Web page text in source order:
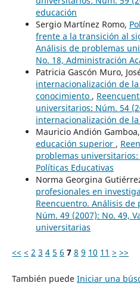
educación
Sergio Martínez Romo,
frente a la transición al
Análisis de problemas
No. 18, Administración
Patricia Gascón Muro,
internacionalización de
conocimiento ,
universitarios: Núm. 54
internacionalización de
Mauricio Andión Gamboa,
educación superior ,
problemas universitarios:
Políticas Educativas
Norma Georgina
profesionales en
Reencuentro. Análisis
Núm. 49 (2007): No. 49,
universitarias
<< < 2 3 4 5 6 7 8 9 10 11 > >>
También puede Iniciar una